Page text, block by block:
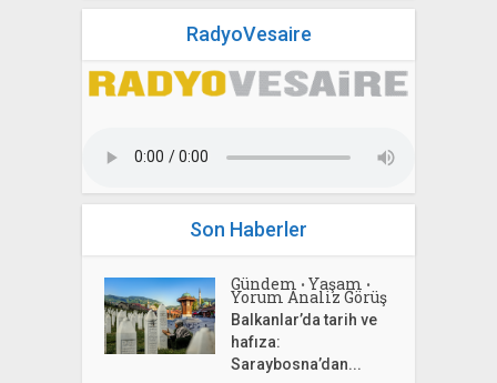
RadyoVesaire
Son Haberler
Gündem • Yaşam •
Yorum Analiz Görüş
Balkanlar’da tarih ve
hafıza:
Saraybosna’dan...